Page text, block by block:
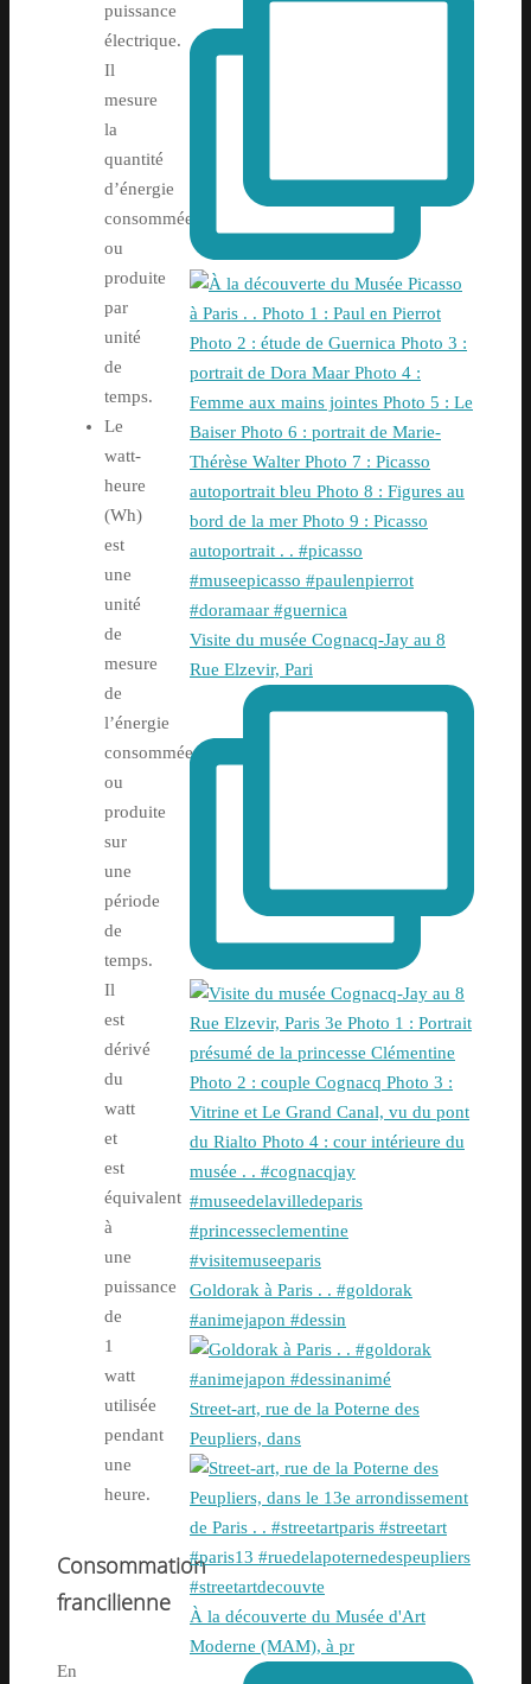
puissance
électrique.
Il
mesure
la
quantité
d’énergie
consommée
ou
produite
par
unité
de
temps.
Le
watt-
heure
(Wh)
est
une
unité
de
mesure
de
l’énergie
consommée
ou
produite
sur
une
période
de
temps.
Il
est
dérivé
du
watt
et
est
équivalent
à
une
puissance
de
1
watt
utilisée
pendant
une
heure.
Consommation
francilienne
En
Visite du musée Cognacq-Jay au 8
Rue Elzevir, Pari
Goldorak à Paris . . #goldorak
#animejapon #dessin
Street-art, rue de la Poterne des
Peupliers, dans
À la découverte du Musée d'Art
Moderne (MAM), à pr